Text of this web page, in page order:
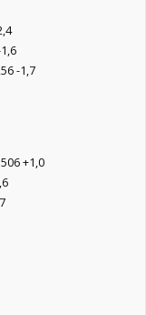
-1,7
+1,0